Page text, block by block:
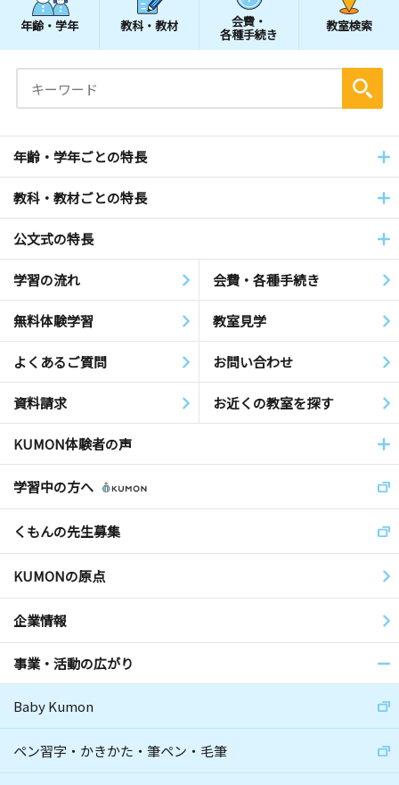
年齢・学年 教科・教材 会費・
各種手続き
教室検索
年齢・学年ごとの特長
教科・教材ごとの特長
公文式の特長
学習の流れ 会費・各種手続き
無料体験学習 教室見学
よくあるご質問 お問い合わせ
資料請求 お近くの教室を探す
KUMON体験者の声
学習中の方へ
くもんの先生募集
KUMONの原点
企業情報
事業・活動の広がり
Baby Kumon
ペン習字・かきかた・筆ペン・毛筆